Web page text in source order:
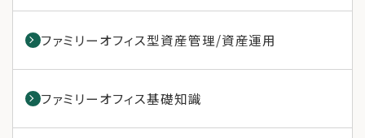
ファミリーオフィス型資産管理/資産運用
ファミリーオフィス基礎知識